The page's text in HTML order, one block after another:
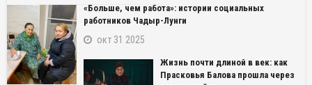
«Больше, чем работа»: истории социальных
работников Чадыр-Лунги
окт 31 2025
Жизнь почти длиной в век: как
Прасковья Балова прошла через